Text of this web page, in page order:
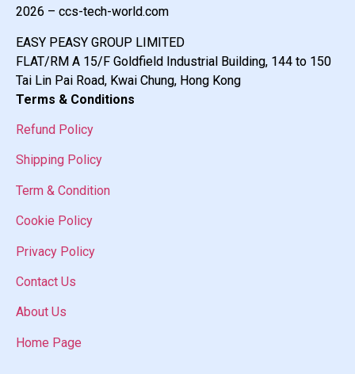
2026 – ccs-tech-world.com
EASY PEASY GROUP LIMITED
FLAT/RM A 15/F Goldfield Industrial Building, 144 to 150
Tai Lin Pai Road, Kwai Chung, Hong Kong
Terms & Conditions
Refund Policy
Shipping Policy
Term & Condition
Cookie Policy
Privacy Policy
Contact Us
About Us
Home Page